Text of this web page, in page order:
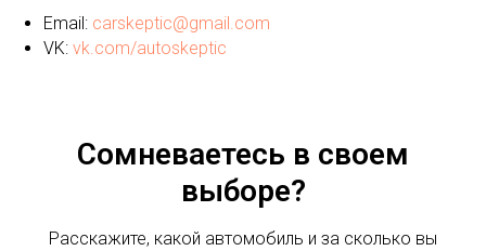
Email: carskeptic@gmail.com
VK: vk.com/autoskeptic
Сомневаетесь в своем
выборе?
Расскажите, какой автомобиль и за сколько вы